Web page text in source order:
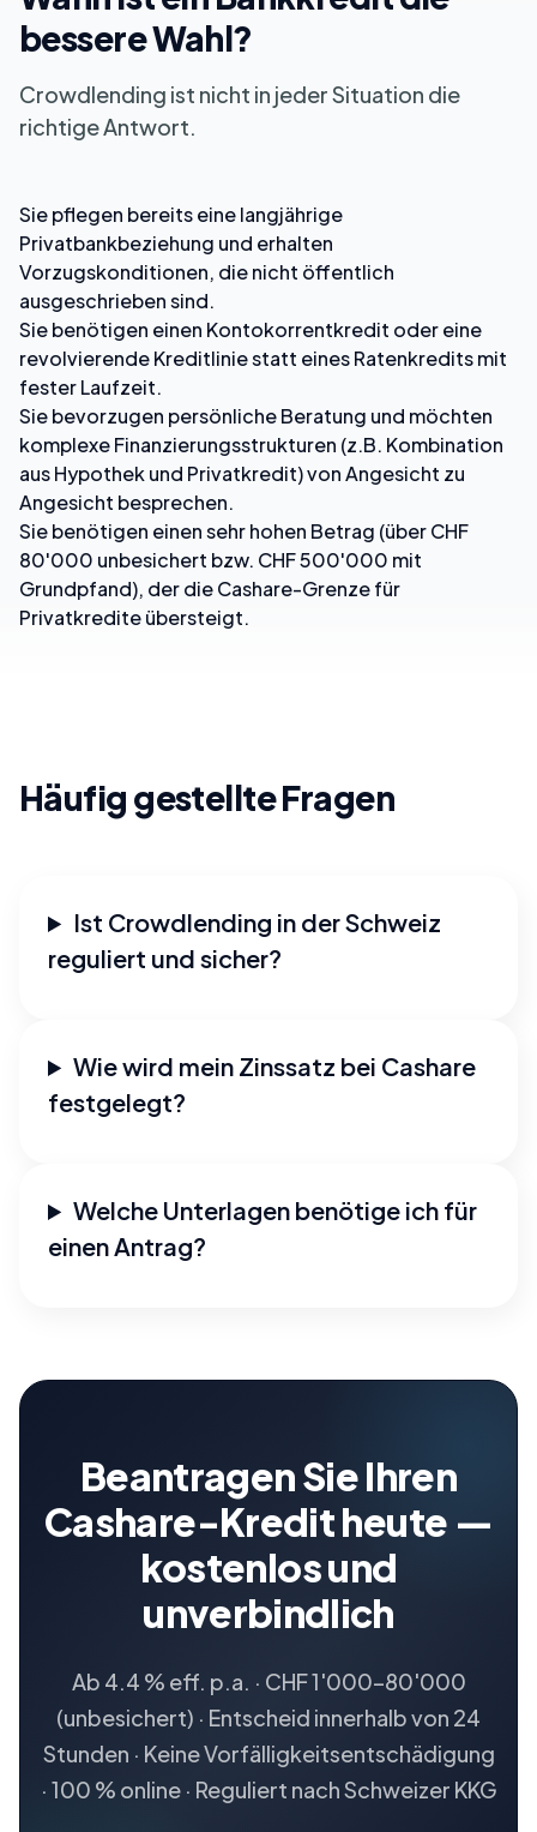
bessere Wahl?
Crowdlending ist nicht in jeder Situation die
richtige Antwort.
Sie pflegen bereits eine langjährige
Privatbankbeziehung und erhalten
Vorzugskonditionen, die nicht öffentlich
ausgeschrieben sind.
Sie benötigen einen Kontokorrentkredit oder eine
revolvierende Kreditlinie statt eines Ratenkredits mit
fester Laufzeit.
Sie bevorzugen persönliche Beratung und möchten
komplexe Finanzierungsstrukturen (z.B. Kombination
aus Hypothek und Privatkredit) von Angesicht zu
Angesicht besprechen.
Sie benötigen einen sehr hohen Betrag (über CHF
80'000 unbesichert bzw. CHF 500'000 mit
Grundpfand), der die Cashare-Grenze für
Privatkredite übersteigt.
Häufig gestellte Fragen
Ist Crowdlending in der Schweiz
reguliert und sicher?
Wie wird mein Zinssatz bei Cashare
festgelegt?
Welche Unterlagen benötige ich für
einen Antrag?
Beantragen Sie Ihren
Cashare-Kredit heute —
kostenlos und
unverbindlich
Ab 4.4 % eff. p.a. · CHF 1'000–80'000
(unbesichert) · Entscheid innerhalb von 24
Stunden · Keine Vorfälligkeitsentschädigung
· 100 % online · Reguliert nach Schweizer KKG